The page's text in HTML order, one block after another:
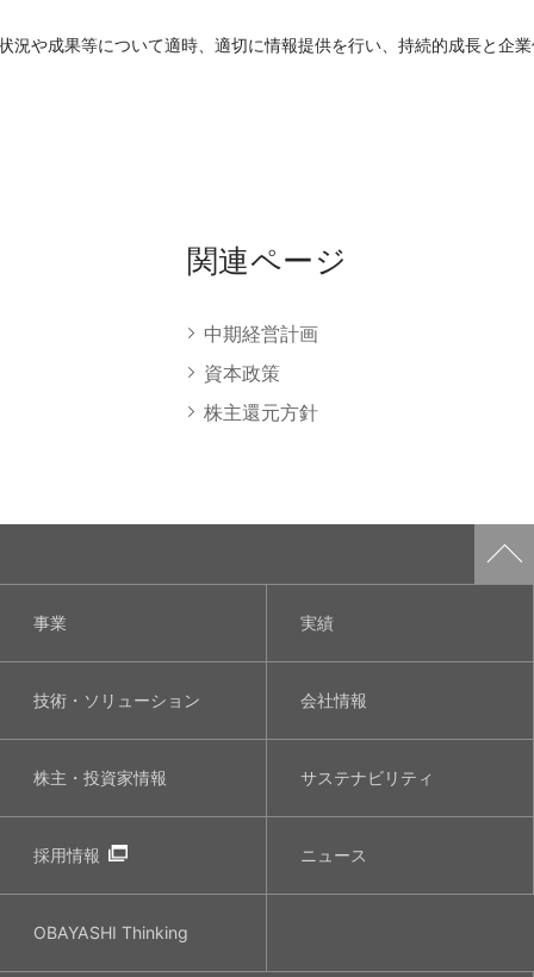
や成果等について適時、適切に情報提供を行い、持続的成長と企
関連ページ
中期経営計画
資本政策
株主還元方針
事業 実績
技術・ソリューション 会社情報
株主・投資家情報 サステナビリティ
採用情報 ニュース
OBAYASHI Thinking